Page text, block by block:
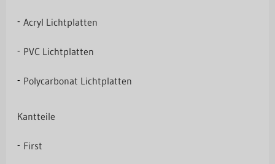
Acryl Lichtplatten
PVC Lichtplatten
Polycarbonat Lichtplatten
Kantteile
First